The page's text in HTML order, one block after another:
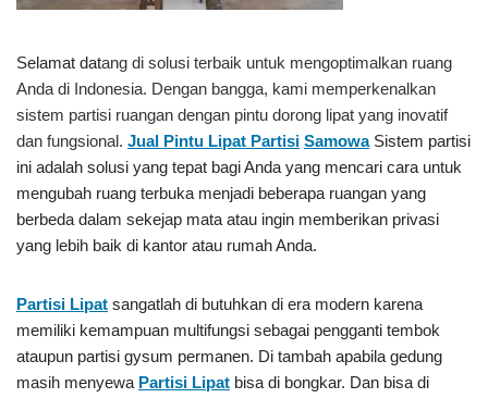
Selamat datang di solusi terbaik untuk mengoptimalkan ruang
Anda di Indonesia. Dengan bangga, kami memperkenalkan
sistem partisi ruangan dengan pintu dorong lipat yang inovatif
dan fungsional. Jual Pintu Lipat Partisi Samowa Sistem partisi
ini adalah solusi yang tepat bagi Anda yang mencari cara untuk
mengubah ruang terbuka menjadi beberapa ruangan yang
berbeda dalam sekejap mata atau ingin memberikan privasi
yang lebih baik di kantor atau rumah Anda.
Partisi Lipat sangatlah di butuhkan di era modern karena
memiliki kemampuan multifungsi sebagai pengganti tembok
ataupun partisi gysum permanen. Di tambah apabila gedung
masih menyewa Partisi Lipat bisa di bongkar. Dan bisa di